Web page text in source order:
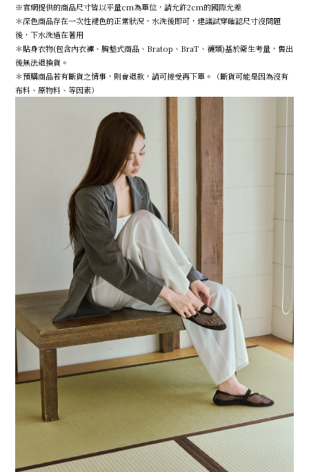
※官網提供的商品尺寸皆以平量cm為單位，請允許2cm的國際允差
＊深色商品存在一次性褪色的正常狀況，水洗後即可，建議試穿確認尺寸沒問題
後，下水洗過在著用
＊貼身衣物(包含內衣褲、胸墊式商品、Bratop、BraT、襪類)基於衛生考量，售出
後無法退換貨。
＊預購商品若有斷貨之情事，則會退款，請可接受再下單。（斷貨可能是因為沒有
布料、原物料、等因素）